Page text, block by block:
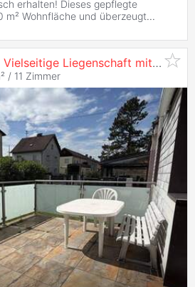
erhalten! Dieses gepflegte
m² Wohnfläche und überzeugt...
Seltene Gelegenheit: Vielseitige Liegenschaft mit großem Potenzial in
/ 11 Zimmer